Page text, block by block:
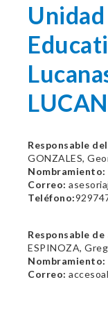
Responsable
GONZALES,
Nombramiento:
Correo:
Teléfono:
Responsable
ESPINOZA,
Nombramiento:
Correo: